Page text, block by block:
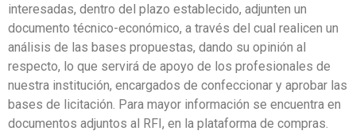
interesadas, dentro del plazo establecido, adjunten un
documento técnico-económico, a través del cual realicen un
análisis de las bases propuestas, dando su opinión al
respecto, lo que servirá de apoyo de los profesionales de
nuestra institución, encargados de confeccionar y aprobar las
bases de licitación. Para mayor información se encuentra en
documentos adjuntos al RFI, en la plataforma de compras.